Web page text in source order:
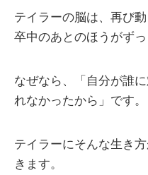
テイラーの脳は、再び
卒中のあとのほうがず
なぜなら、「自分が誰
れなかったから」です。
テイラーにそんな生き
きます。